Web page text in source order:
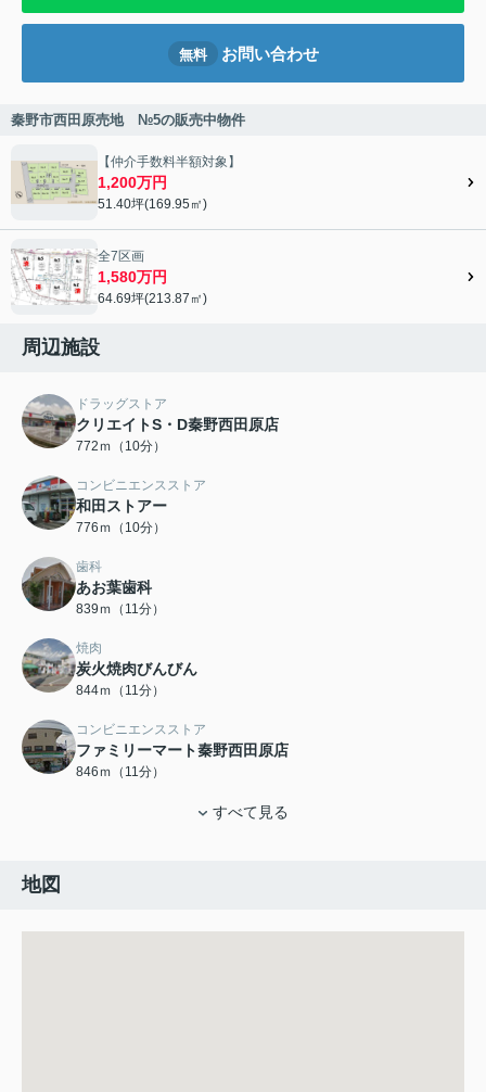
無料 お問い合わせ
秦野市西田原売地 №5の販売中物件
【仲介手数料半額対象】
1,200万円
51.40坪(169.95㎡)
全7区画
1,580万円
64.69坪(213.87㎡)
周辺施設
ドラッグストア
クリエイトS・D秦野西田原店
772ｍ（10分）
コンビニエンスストア
和田ストアー
776ｍ（10分）
歯科
あお葉歯科
839ｍ（11分）
焼肉
炭火焼肉びんびん
844ｍ（11分）
コンビニエンスストア
ファミリーマート秦野西田原店
846ｍ（11分）
すべて見る
地図